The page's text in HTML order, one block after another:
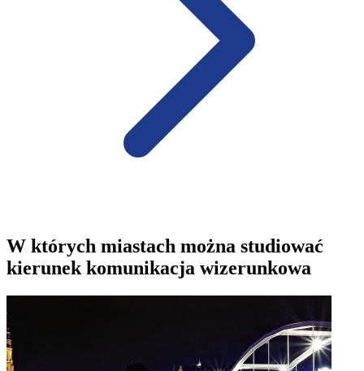
W których miastach można studiować
kierunek komunikacja wizerunkowa